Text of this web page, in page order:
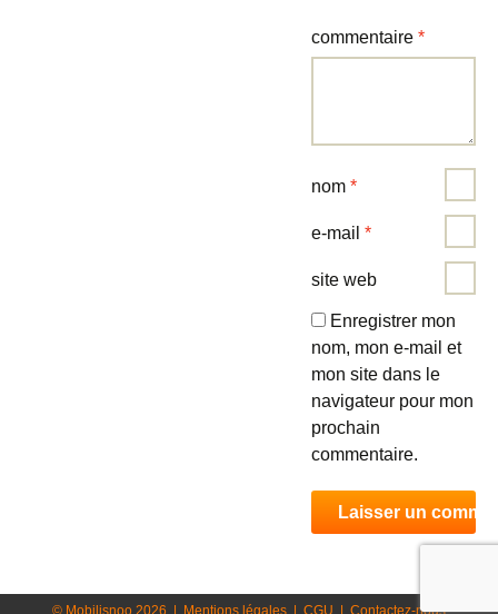
commentaire *
nom *
e-mail *
site web
Enregistrer mon
nom, mon e-mail et
mon site dans le
navigateur pour mon
prochain
commentaire.